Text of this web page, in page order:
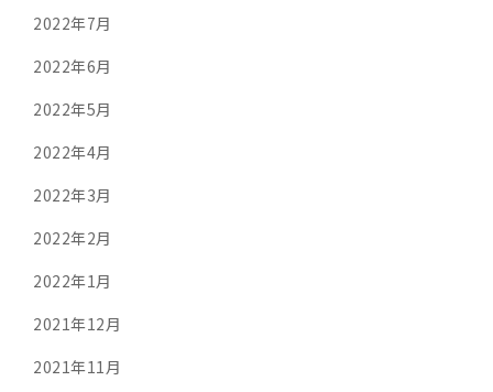
2022年7月
2022年6月
2022年5月
2022年4月
2022年3月
2022年2月
2022年1月
2021年12月
2021年11月